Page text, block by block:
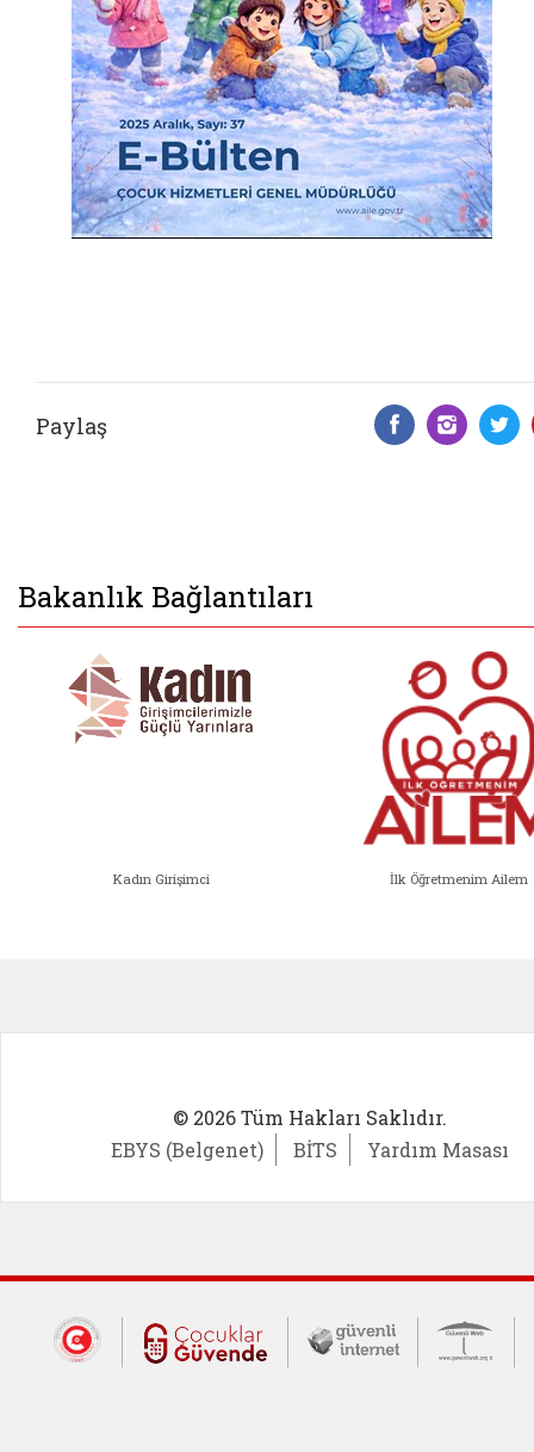
Paylaş
Bakanlık Bağlantıları
Kadın Girişimci İlk Öğretmenim Ailem
© 2026 Tüm Hakları Saklıdır.
EBYS (Belgenet)
BİTS Yardım Masası
Dış Bağlantılar
Cumhurbaşkanlığı İletişim Merkezi
Çocuklar Güvende (yeni
Güvenli